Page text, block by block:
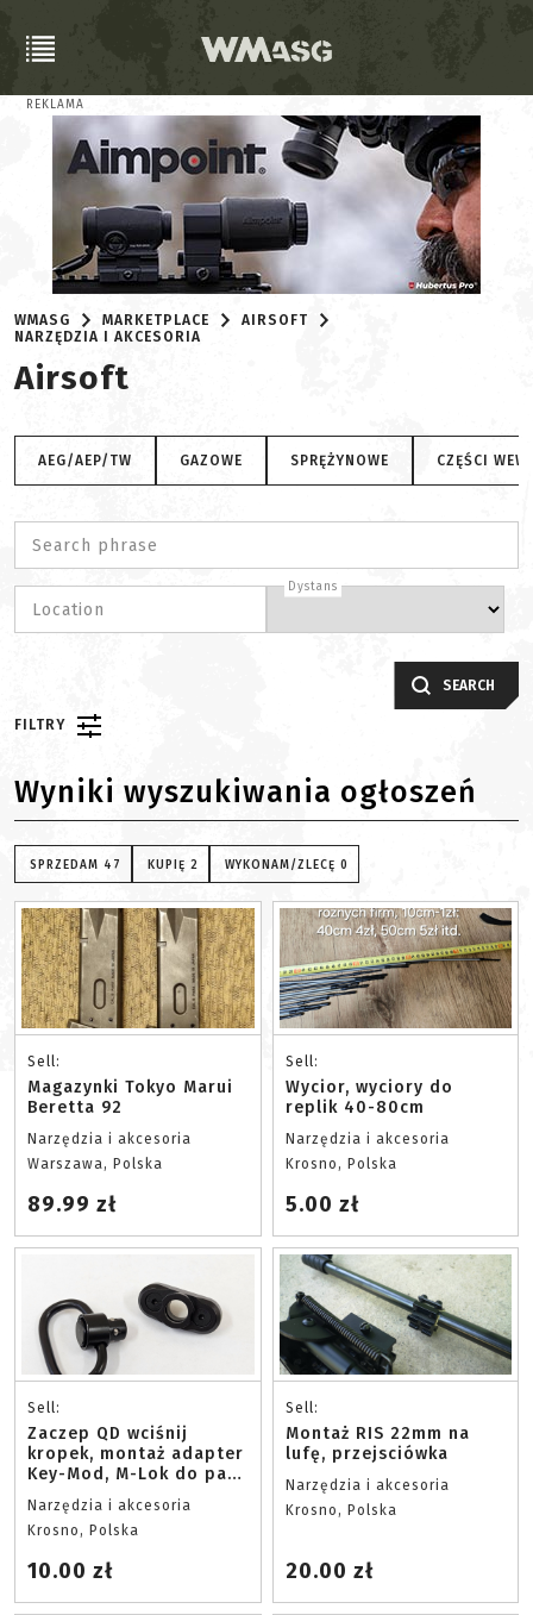
REKLAMA
WMASG MARKETPLACE
AIRSOFT
NARZĘDZIA I AKCESORIA
Airsoft
AEG/AEP/TW GAZOWE SPRĘŻYNOWE CZĘŚCI
Search phrase
Location
Dystans
SEARCH
FILTRY
Wyniki wyszukiwania ogłoszeń
SPRZEDAM 47 KUPIĘ 2 WYKONAM/ZLECĘ 0
Sell:
Magazynki Tokyo Marui
Beretta 92
Narzędzia i akcesoria
Warszawa, Polska
89.99 zł
Sell:
Wycior, wyciory do
replik 40-80cm
Narzędzia i akcesoria
Krosno, Polska
5.00 zł
Sell:
Zaczep QD wciśnij
kropek, montaż adapter
Key-Mod, M-Lok do pasa
nośnego
Narzędzia i akcesoria
Krosno, Polska
10.00 zł
Sell:
Montaż RIS 22mm na
lufę, przejsciówka
Narzędzia i akcesoria
Krosno, Polska
20.00 zł